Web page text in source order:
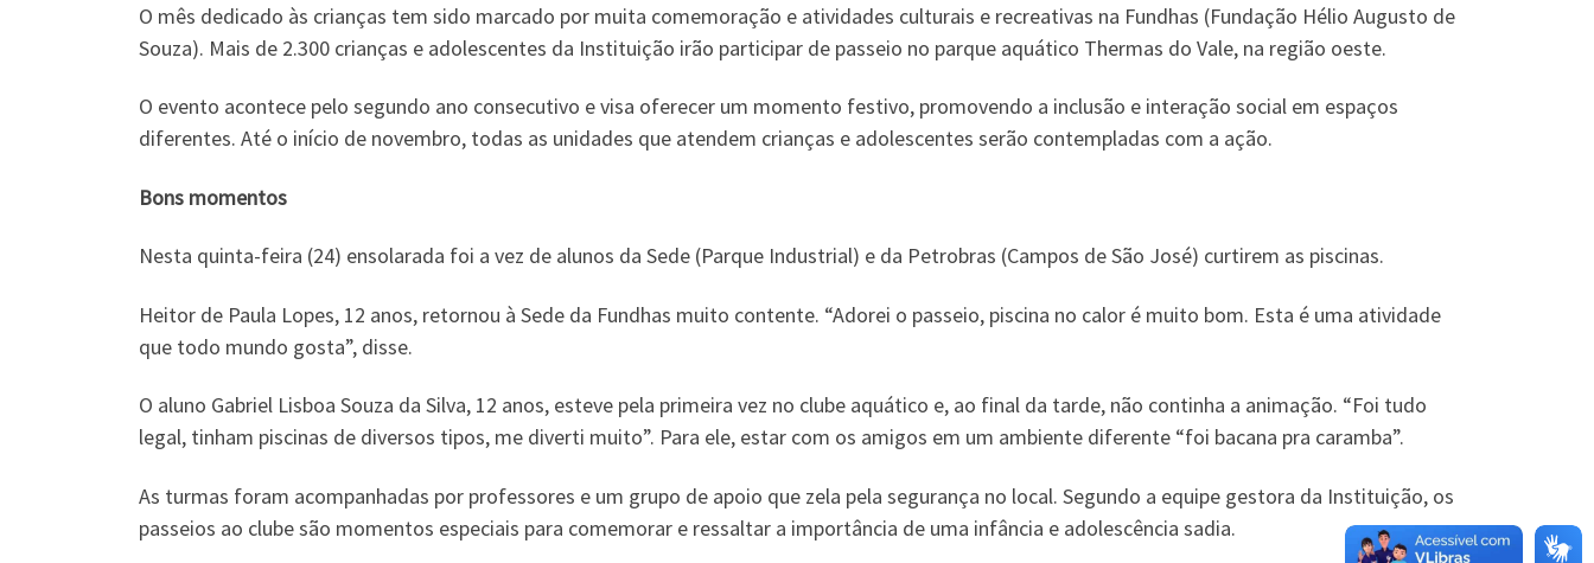
O mês dedicado às crianças tem sido marcado por muita comemoração e atividades culturais e recreativas na Fundhas (Fundação Hélio Augusto de
Souza). Mais de 2.300 crianças e adolescentes da Instituição irão participar de passeio no parque aquático Thermas do Vale, na região oeste.
O evento acontece pelo segundo ano consecutivo e visa oferecer um momento festivo, promovendo a inclusão e interação social em espaços
diferentes. Até o início de novembro, todas as unidades que atendem crianças e adolescentes serão contempladas com a ação.
Bons momentos
Nesta quinta-feira (24) ensolarada foi a vez de alunos da Sede (Parque Industrial) e da Petrobras (Campos de São José) curtirem as piscinas.
Heitor de Paula Lopes, 12 anos, retornou à Sede da Fundhas muito contente. “Adorei o passeio, piscina no calor é muito bom. Esta é uma atividade
que todo mundo gosta”, disse.
O aluno Gabriel Lisboa Souza da Silva, 12 anos, esteve pela primeira vez no clube aquático e, ao final da tarde, não continha a animação. “Foi tudo
legal, tinham piscinas de diversos tipos, me diverti muito”. Para ele, estar com os amigos em um ambiente diferente “foi bacana pra caramba”.
As turmas foram acompanhadas por professores e um grupo de apoio que zela pela segurança no local. Segundo a equipe gestora da Instituição, os
passeios ao clube são momentos especiais para comemorar e ressaltar a importância de uma infância e adolescência sadia.